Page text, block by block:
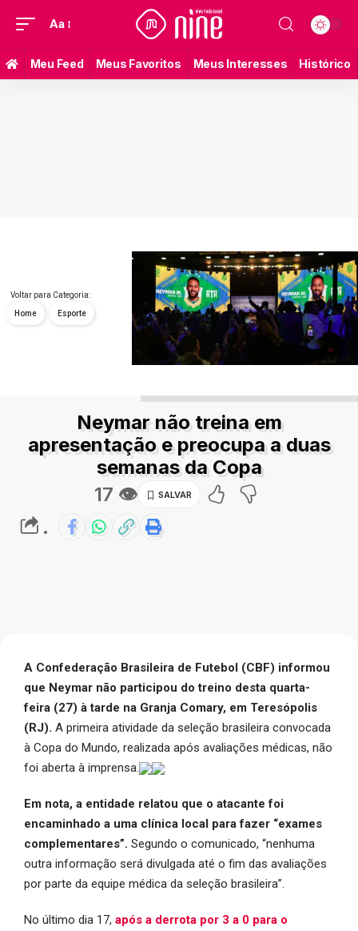
Aa
Meu Feed Meus Favoritos Meus Interesses Histórico
Voltar para Categoria:
Home Esporte
Neymar não treina em
apresentação e preocupa a duas
semanas da Copa
17 👁
.
A Confederação Brasileira de Futebol (CBF) informou
que Neymar não participou do treino desta quarta-
feira (27) à tarde na Granja Comary, em Teresópolis
(RJ). A primeira atividade da seleção brasileira convocada
à Copa do Mundo, realizada após avaliações médicas, não
foi aberta à imprensa.
Em nota, a entidade relatou que o atacante foi
encaminhado a uma clínica local para fazer “exames
complementares”. Segundo o comunicado, “nenhuma
outra informação será divulgada até o fim das avaliações
por parte da equipe médica da seleção brasileira”.
No último dia 17, após a derrota por 3 a 0 para o